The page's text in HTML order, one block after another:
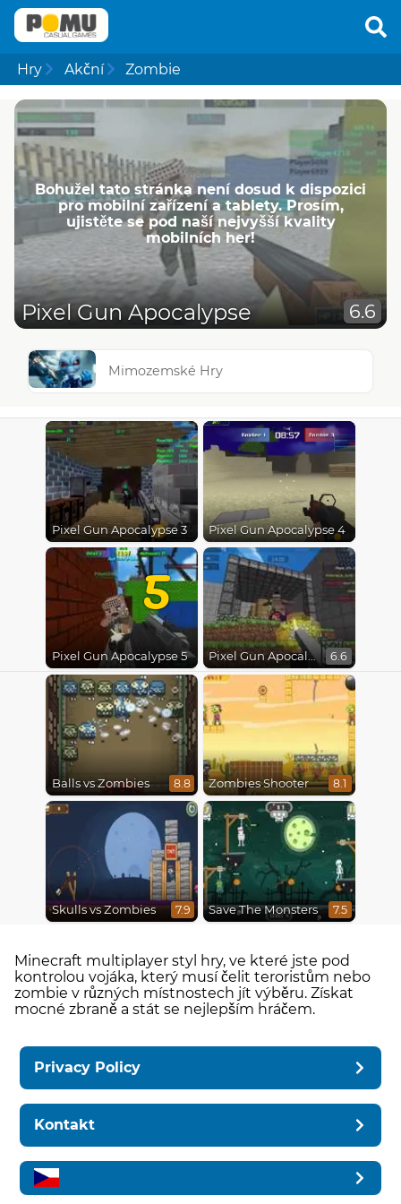
Hry Akční Zombie
Bohužel tato stránka není dosud k dispozici
pro mobilní zařízení a tablety. Prosím,
ujistěte se pod naší nejvyšší kvality
mobilních her!
Pixel Gun Apocalypse 6.6
Mimozemské Hry
Pixel Gun Apocalypse 3 Pixel Gun Apocalypse 4
5
Pixel Gun Apocalypse 5 Pixel Gun Apocalypse 2 6.6
Balls vs Zombies 8.8 Zombies Shooter 8.1
Skulls vs Zombies 7.9 Save The Monsters 7.5
Minecraft multiplayer styl hry, ve které jste pod
kontrolou vojáka, který musí čelit teroristům nebo
zombie v různých místnostech jít výběru. Získat
mocné zbraně a stát se nejlepším hráčem.
Privacy Policy
Kontakt